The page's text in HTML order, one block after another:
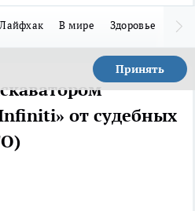
Лайфхак В мире Здоровье
Принять
от судебных